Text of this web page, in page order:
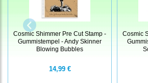
Cosmic Shimmer Pre Cut Stamp -
Gummistempel - Andy Skinner
Blowing Bubbles
14,99 €
Cosmic